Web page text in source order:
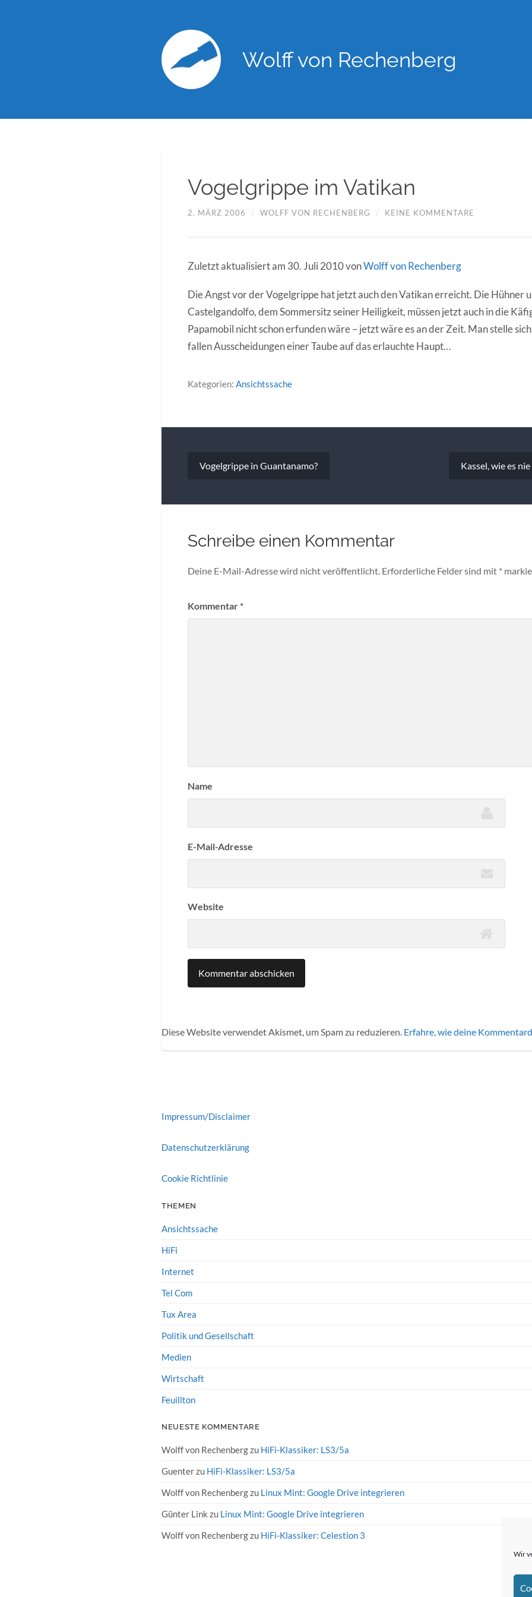
Wir
Wolff von Rechenberg
Vogelgrippe im Vatikan
2. MÄRZ 2006 / WOLFF VON RECHENBERG / KEINE KOMMENTARE
Zuletzt aktualisiert am 30. Juli 2010 vonWolff von Rechenberg
Die Angst vor der Vogelgrippe hat jetzt auch den Vatikan erreicht. Die Hühner
Castelgandolfo, dem Sommersitz seiner Heiligkeit, müssen jetzt auch in die
Papamobil nicht schon erfunden wäre – jetzt wäre es an der Zeit. Man stelle
fallen Ausscheidungen einer Taube auf das erlauchte Haupt…
Kategorien: Ansichtssache
Vogelgrippe in Guantanamo? Kassel, wie es
Schreibe einen Kommentar
Deine E-Mail-Adresse wird nicht veröffentlicht. Erforderliche Felder sind mit *
Kommentar*
Name
E-Mail-Adresse
Website
Diese Website verwendet Akismet, um Spam zu reduzieren. Erfahre, wie deine
Impressum/Disclaimer
Datenschutzerklärung
Cookie Richtlinie
THEMEN
Ansichtssache
HiFi
Internet
Tel Com
Tux Area
Politik und Gesellschaft
Medien
Wirtschaft
Feuillton
NEUESTE KOMMENTARE
Wolff von Rechenbergzu HiFi-Klassiker: LS3/5a
Guenterzu HiFi-Klassiker: LS3/5a
Wolff von Rechenbergzu Linux Mint: Google Drive integrieren
Günter Link zu Linux Mint: Google Drive integrieren
Wolff von Rechenbergzu HiFi-Klassiker: Celestion 3